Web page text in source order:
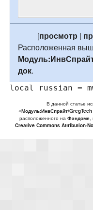
[просмотр |
Расположенная
док.
local russian =
В данной статье
«Модуль:ИнвСпрайт/
расположенного на Фэндоме
Creative Commons Attribution-